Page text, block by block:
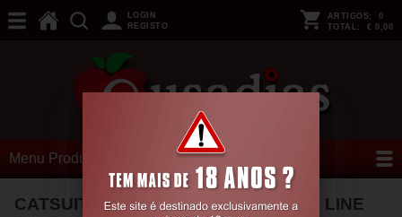
LOGIN
REGISTO
ARTIGOS: 0
TOTAL: € 0,00
Menu Produtos
CATSUIT BS014 VERMELHO EROTIC LINE